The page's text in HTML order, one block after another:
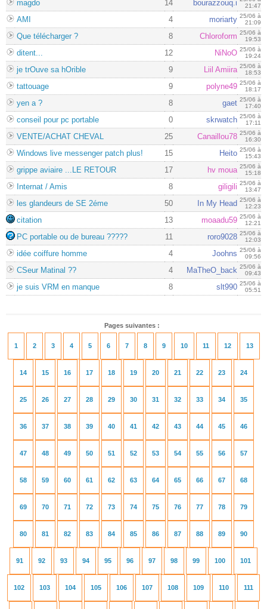
magdo 14 bourazzouq.i
21:47
AMI 4 moriarty 25/06 à
21:09
Que télécharger ? 8 Chloroform 25/06 à
19:53
ditent... 12 NiNoO 25/06 à
19:24
je trOuve sa hOrible 9 Liil Amiira 25/06 à
18:53
tattouage 9 polyne49 25/06 à
18:17
yen a ? 8 gaet 25/06 à
17:40
conseil pour pc portable 0 skrwatch 25/06 à
17:11
VENTE/ACHAT CHEVAL 25 Canaillou78 25/06 à
16:30
Windows live messenger patch plus! 15 Heito 25/06 à
15:43
grippe aviaire ...LE RETOUR 17 hv moua 25/06 à
15:18
Internat / Amis 8 giligili 25/06 à
13:47
les glandeurs de SE 2éme 50 In My Head 25/06 à
12:23
citation 13 moaadu59 25/06 à
12:21
PC portable ou de bureau ????? 11 roro9028 25/06 à
12:03
idée coiffure homme 4 Joohns 25/06 à
09:56
CSeur Matinal ?? 4 MaTheO_back 25/06 à
09:43
je suis VRM en manque 8 slt990 25/06 à
05:51
Pages suivantes :
1 2 3 4 5 6 7 8 9 10 11 12 13
14 15 16 17 18 19 20 21 22 23 24
25 26 27 28 29 30 31 32 33 34 35
36 37 38 39 40 41 42 43 44 45 46
47 48 49 50 51 52 53 54 55 56 57
58 59 60 61 62 63 64 65 66 67 68
69 70 71 72 73 74 75 76 77 78 79
80 81 82 83 84 85 86 87 88 89 90
91 92 93 94 95 96 97 98 99 100 101
102 103 104 105 106 107 108 109 110 111